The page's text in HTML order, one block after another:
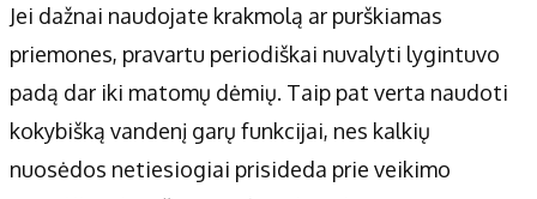
Jei dažnai naudojate krakmolą ar purškiamas
priemones, pravartu periodiškai nuvalyti lygintuvo
padą dar iki matomų dėmių. Taip pat verta naudoti
kokybišką vandenį garų funkcijai, nes kalkių
nuosėdos netiesiogiai prisideda prie veikimo